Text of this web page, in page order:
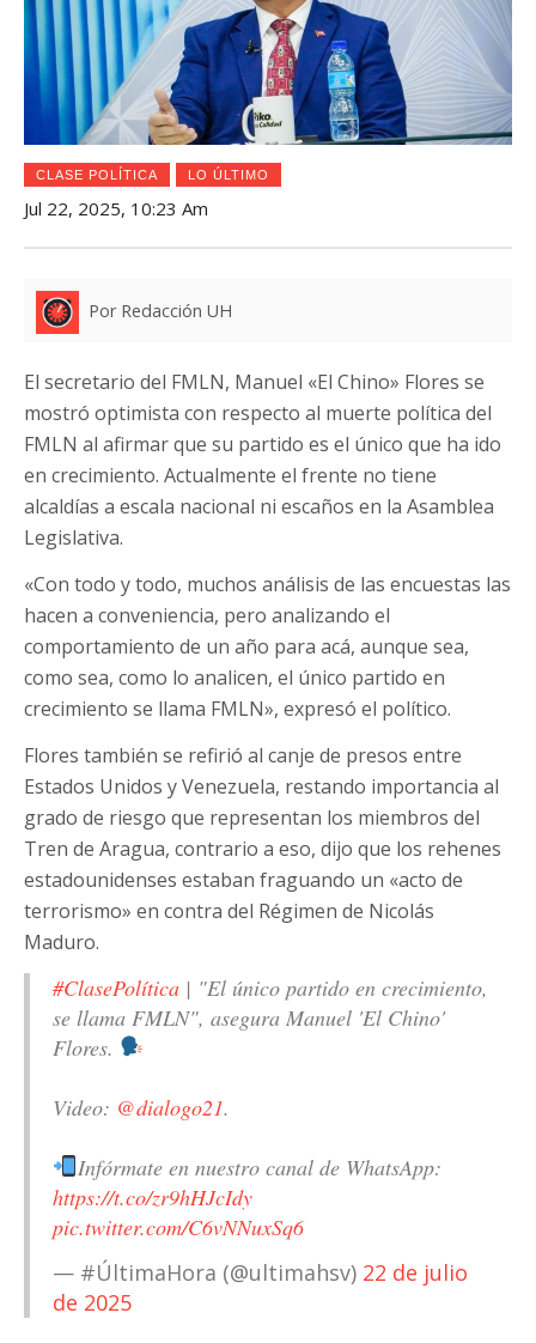
CLASE POLÍTICA LO ÚLTIMO
Jul 22, 2025, 10:23 Am
Por Redacción UH
El secretario del FMLN, Manuel «El Chino» Flores se
mostró optimista con respecto al muerte política del
FMLN al afirmar que su partido es el único que ha ido
en crecimiento. Actualmente el frente no tiene
alcaldías a escala nacional ni escaños en la Asamblea
Legislativa.
«Con todo y todo, muchos análisis de las encuestas las
hacen a conveniencia, pero analizando el
comportamiento de un año para acá, aunque sea,
como sea, como lo analicen, el único partido en
crecimiento se llama FMLN», expresó el político.
Flores también se refirió al canje de presos entre
Estados Unidos y Venezuela, restando importancia al
grado de riesgo que representan los miembros del
Tren de Aragua, contrario a eso, dijo que los rehenes
estadounidenses estaban fraguando un «acto de
terrorismo» en contra del Régimen de Nicolás
Maduro.
#ClasePolítica | "El único partido en crecimiento,
se llama FMLN", asegura Manuel 'El Chino'
Flores.
Video: @dialogo21.
Infórmate en nuestro canal de WhatsApp:
https://t.co/zr9hHJcIdy
pic.twitter.com/C6vNNuxSq6
— #ÚltimaHora (@ultimahsv) 22 de julio
de 2025